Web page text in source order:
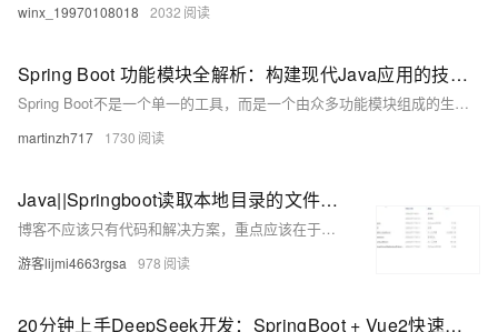
winx_19970108018 2032
Spring Boot 功能模块全解析：构建现代Java应用的技术图谱
Spring Boot不是一个单一的工具，而是一个由众多功能模块组成的生态系统。这些模块可以根据应用需求灵活组合，构建从简单的REST API到复杂的微服务系统，再到现代的AI驱动应用。
martinzh717 1730
Java||Springboot读取本地目录的文件和文件结构，读取服务器文档目录数据供前端渲染的API实现
博客不应该只有代码和解决方案，重点应该在于给出解决方案的同时分享思维模式，只有思维才能可持续地解决问题，只有思维才是真正值得学习和分享的核心要素。如果这篇博客能给您带来一点帮助，麻烦您点个赞支持一下，还可以收藏起来以备不时之需，有疑问和错误欢迎在评论区指出~
游客lijmi4663rgsa 978
20分钟上手DeepSeek开发：SpringBoot + Vue2快速构建AI对话系统